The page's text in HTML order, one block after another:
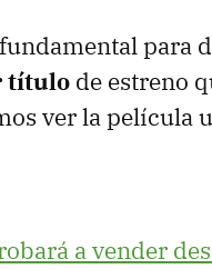
para
título de estreno
ver la película
a vender